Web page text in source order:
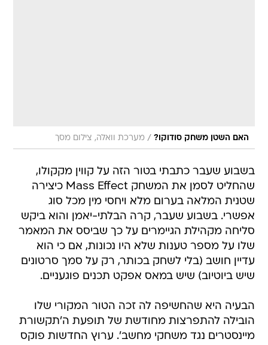
האם השטן משחק סודוקו? / מערכת וואלה, צילום מסך
בשבוע שעבר כתבתי בטור הזה על קווין מקקולו,
שהחליט לסמן את המשחק Mass Effect כיצירה
שטנית המלאה בערום מלא ויחסי מין מכל סוג
אפשרי. בשבוע שעבר, קרה הבלתי-יאמן והוא ביקש
סליחה מקהילת הגיימרים על כך שביסס את המאמר
שלו על מספר טענות שלא היו נכונות, אם כי הוא
עדיין חושב (בלי לשחק בכותר, רק על סמך סרטונים
שיש ביוטיוב) שיש במאס אפקט תכנים פוגעניים.
הבעיה היא שהחשיפה לה זכה הטור המקורי שלו
הובילה להתפרצות מחודשת של תופעת ה'תקשורת
מיינסטרים נגד משחקי מחשב'. ערוץ החדשות פוקס